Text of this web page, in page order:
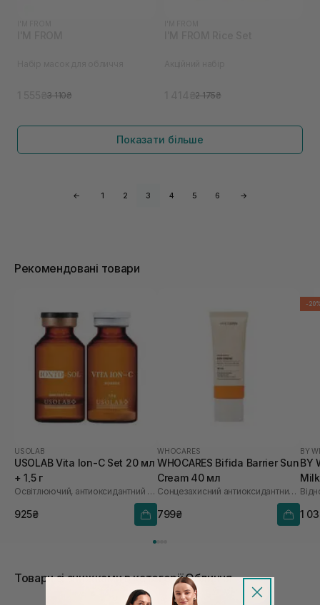
1 555₴3 110₴ 1 414₴2 175₴
Показати більше
← 1 2 3 4 5 6 →
Рекомендовані товари
USOLAB
USOLAB Vita Ion-C Set 20 мл
+ 1,5 г
Освітлюючий, антиоксидантний та омолоджуючий набір
925₴
WHOCARES
WHOCARES Bifida Barrier Sun
Cream 40 мл
Сонцезахисний антиоксидантний крем
799₴
-
BY
BY
1
Товари зі знижками в категорії Обличчя